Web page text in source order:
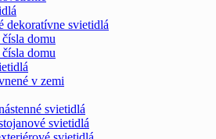
dekoratívne svietidlá
domu
domu
v zemi
svietidlá
svietidlá